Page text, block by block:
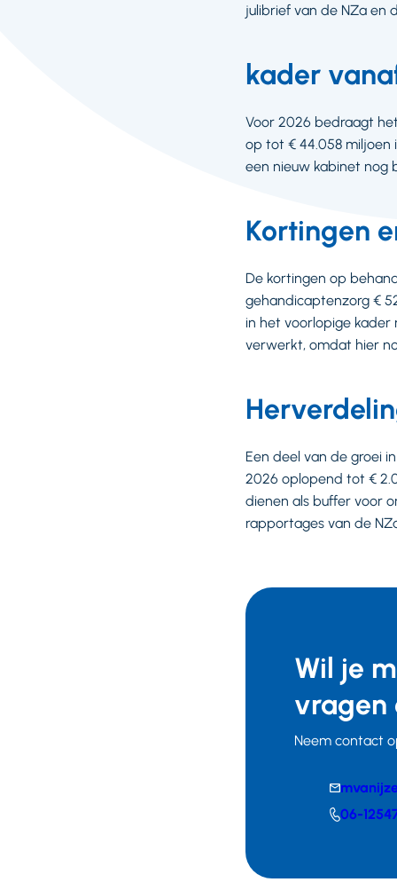
julibrief van de NZa en
kader
Voor 2026 bedraagt
op tot € 44.058 miljoen
een nieuw kabinet nog
Kortingen
De kortingen op
gehandicaptenzorg €
in het voorlopige kader
verwerkt, omdat hier
Een deel van de groei
2026 oplopend tot €
dienen als buffer voor
rapportages van de
Wil je
vragen
Neem contact
06-